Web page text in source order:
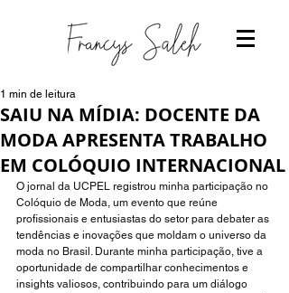
SAIU NA MÍDIA: DOCENTE DA
MODA APRESENTA TRABALHO
EM COLÓQUIO INTERNACIONAL
1 min de leitura
O jornal da UCPEL registrou minha participação no
Colóquio de Moda, um evento que reúne
profissionais e entusiastas do setor para debater as
tendências e inovações que moldam o universo da
moda no Brasil. Durante minha participação, tive a
oportunidade de compartilhar conhecimentos e
insights valiosos, contribuindo para um diálogo